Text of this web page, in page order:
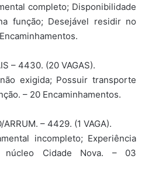
completo; Disponibilidade
função; Desejável residir no
– 4430. (20 VAGAS).
exigida; Possuir transporte
– 20 Encaminhamentos.
ARRUM. – 4429. (1 VAGA).
incompleto; Experiência
Cidade Nova. – 03